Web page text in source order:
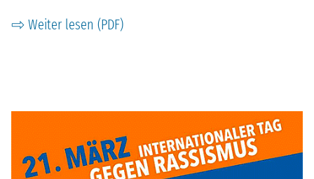
Weiter lesen (PDF)